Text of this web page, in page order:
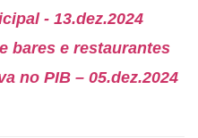
- 13.dez.2024
bares e restaurantes
no PIB – 05.dez.2024